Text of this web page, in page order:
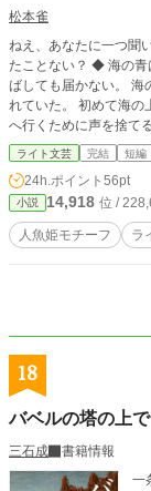
松本雀
ねえ、あなたに一つ聞いてもいいかしら。
たことない？ ◆ 海の青は抱きしめてくれる。 けれど空の青は、どれほど手を伸
ばしても届かない。 海の底で生まれた末の人魚姫は、そんな届かないものに憧
れていた。 初めて海の上へ出た夜、嵐の中で王子を救った彼女は、人間の世界
へ行くために声を捨て
ながら、彼女は恋のそばに立ち続ける。 だが
の視線の先に、自分は
とは限らない。 誰かを愛することは自分を失うことなのか。 泡にならなかった
人魚姫より、あなたへ
ライト文芸 完結 短編
24h.ポイント 56pt
小説 14,918 位 /
人魚姫モチーフ ラ
18
バベルの塔の上で
三石成
書籍情報
一